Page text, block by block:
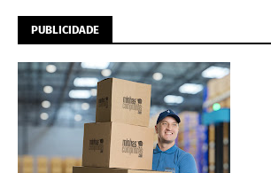
PUBLICIDADE